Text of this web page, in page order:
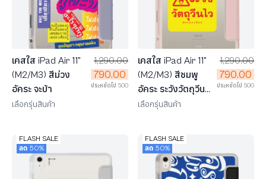
เคสใส iPad Air 11"
(M2/M3) สีม่วง
อัคระ จะบ้า
1,290.00
790.00
ประหยัดไป 500
เลือกรุ่นสินค้า
เคสใส iPad Air 11"
(M2/M3) สีชมพู
อัคระ ระวังวัตถุวีน
ไว
1,290.00
790.00
ประหยัดไป 500
เลือกรุ่นสินค้า
FLASH SALE
ลด 50%
FLASH SALE
ลด 50%